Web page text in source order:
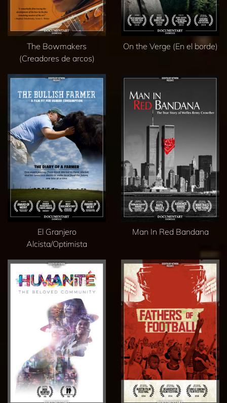
The Bowmakers
(Creadores de arcos)
On the Verge (En el borde)
El Granjero
Alcista/Optimista
Man In Red Bandana